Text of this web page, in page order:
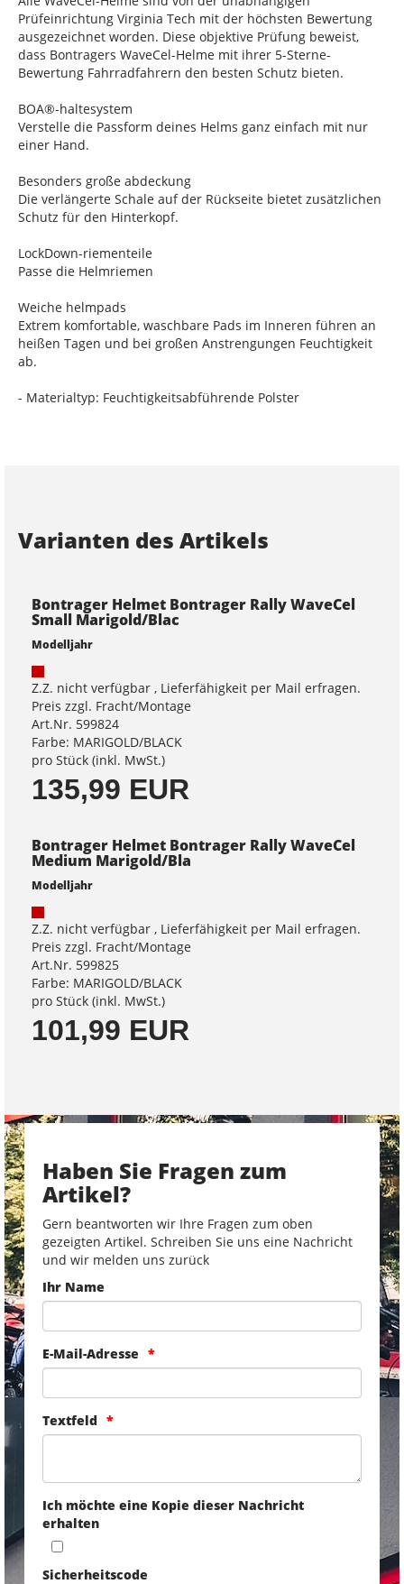
Prüfeinrichtung Virginia Tech mit der höchsten Bewertung
ausgezeichnet worden. Diese objektive Prüfung beweist,
dass Bontragers WaveCel-Helme mit ihrer 5-Sterne-
Bewertung Fahrradfahrern den besten Schutz bieten.
BOA®-haltesystem
Verstelle die Passform deines Helms ganz einfach mit nur
einer Hand.
Besonders große abdeckung
Die verlängerte Schale auf der Rückseite bietet zusätzlichen
Schutz für den Hinterkopf.
LockDown-riementeile
Passe die Helmriemen
Weiche helmpads
Extrem komfortable, waschbare Pads im Inneren führen an
heißen Tagen und bei großen Anstrengungen Feuchtigkeit
ab.
- Materialtyp: Feuchtigkeitsabführende Polster
Varianten des Artikels
Bontrager Helmet Bontrager Rally WaveCel
Small Marigold/Blac
Modelljahr
Z.Z. nicht verfügbar , Lieferfähigkeit per Mail erfragen.
Preis zzgl. Fracht/Montage
Art.Nr. 599824
Farbe: MARIGOLD/BLACK
pro Stück (inkl. MwSt.)
135,99 EUR
Bontrager Helmet Bontrager Rally WaveCel
Medium Marigold/Bla
Modelljahr
Z.Z. nicht verfügbar , Lieferfähigkeit per Mail erfragen.
Preis zzgl. Fracht/Montage
Art.Nr. 599825
Farbe: MARIGOLD/BLACK
pro Stück (inkl. MwSt.)
101,99 EUR
Haben Sie Fragen zum
Artikel?
Gern beantworten wir Ihre Fragen zum oben
gezeigten Artikel. Schreiben Sie uns eine Nachricht
und wir melden uns zurück
Ihr Name
E-Mail-Adresse
Textfeld
Ich möchte eine Kopie dieser Nachricht
erhalten
Sicherheitscode